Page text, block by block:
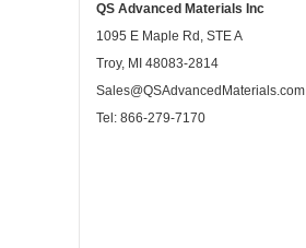
QS Advanced Materials Inc
1095 E Maple Rd, STE A
Troy, MI 48083-2814
Sales@QSAdvancedMaterials.com
Tel: 866-279-7170